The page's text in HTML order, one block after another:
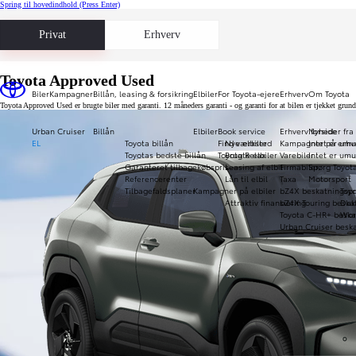
Spring til hovedindhold (Press Enter)
Privat Erhverv
Biler
Urban Cruiser
EL
KampagnerBillån, leasing & forsikring
Billån
Toyota billån
Toyotas bedste billån
Garanteret tilbagekøbspris
Referencerenter
Tilbagefaldsplaner
Elbiler
Elbiler
Nye elbiler
Brugte elbiler
Leasing af elbil
Lån til elbil
Kampagner på elbiler
Attraktiv finansiering
For Toyota-ejere
Book service
Find værksted
Toyota Relax
Erhverv
Erhverv forside
Kampagner på
Varebiler
Firmabiler
Taxa
bZ4X
bZ4X Touring
Toyota C-HR+
Urban Cruiser
Om Toyota
Nyheder fra
Intet er
Intet er
Spørg
Motorsport
Toyota Approved Used
Toyota Approved Used er brugte biler med garanti. 12 måneders garanti - og garanti for at bilen er tjekket